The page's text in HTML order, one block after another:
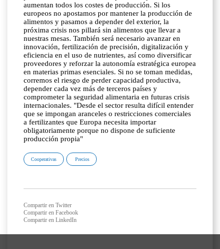
aumentan todos los costes de producción. Si los
europeos no apostamos por mantener la producción de
alimentos y pasamos a depender del exterior, la
próxima crisis nos pillará sin alimentos que llevar a
nuestras mesas. También será necesario avanzar en
innovación, fertilización de precisión, digitalización y
eficiencia en el uso de nutrientes, así como diversificar
proveedores y reforzar la autonomía estratégica europea
en materias primas esenciales. Si no se toman medidas,
corremos el riesgo de perder capacidad productiva,
depender cada vez más de terceros países y
comprometer la seguridad alimentaria en futuras crisis
internacionales. "Desde el sector resulta difícil entender
que se impongan aranceles o restricciones comerciales
a fertilizantes que Europa necesita importar
obligatoriamente porque no dispone de suficiente
producción propia"
Cooperativas Precios
Compartir en Twitter
Compartir en Facebook
Compartir en LinkedIn